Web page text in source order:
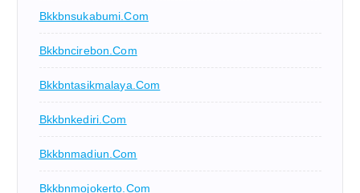
Bkkbnsukabumi.com
Bkkbncirebon.com
Bkkbntasikmalaya.com
Bkkbnkediri.com
Bkkbnmadiun.com
Bkkbnmojokerto.com